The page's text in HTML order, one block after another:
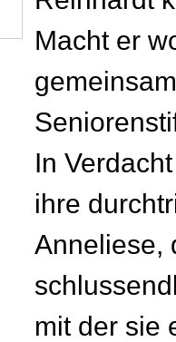
Macht er
In
ihre
Anneliese,
mit der sie